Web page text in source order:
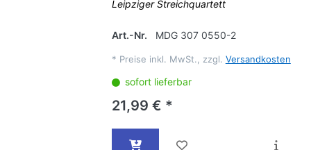
Leipziger Streichquartett
Art.-Nr. MDG 307 0550-2
* Preise inkl. MwSt., zzgl. Versandkosten
sofort lieferbar
21,99 € *